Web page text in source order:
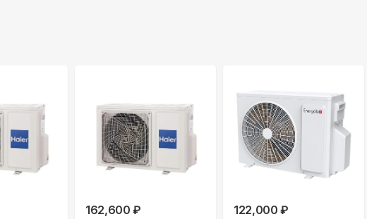
162,600 ₽
122,000 ₽